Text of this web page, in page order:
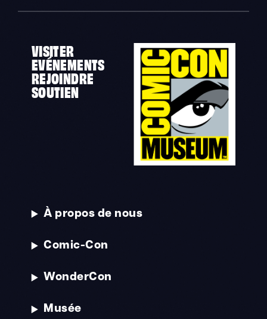
VISITER
EVÉNEMENTS
REJOINDRE
SOUTIEN
À propos de nous
Comic-Con
WonderCon
Musée